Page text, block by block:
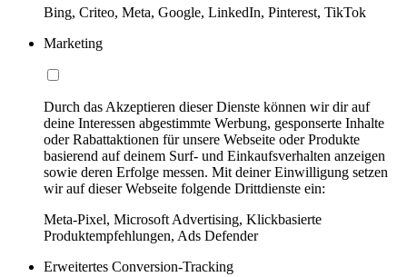
Bing, Criteo, Meta, Google, LinkedIn, Pinterest, TikTok
Marketing
Durch das Akzeptieren dieser Dienste können wir dir auf
deine Interessen abgestimmte Werbung, gesponserte Inhalte
oder Rabattaktionen für unsere Webseite oder Produkte
basierend auf deinem Surf- und Einkaufsverhalten anzeigen
sowie deren Erfolge messen. Mit deiner Einwilligung setzen
wir auf dieser Webseite folgende Drittdienste ein:
Meta-Pixel, Microsoft Advertising, Klickbasierte
Produktempfehlungen, Ads Defender
Erweitertes Conversion-Tracking